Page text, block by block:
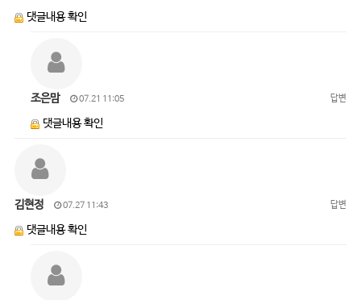
댓글내용 확인
조은맘 07.21 11:05 답변
댓글내용 확인
김현정 07.27 11:43 답변
댓글내용 확인